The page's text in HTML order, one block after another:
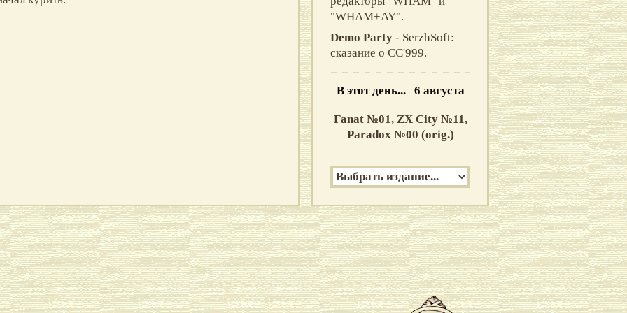
"WHAM+AY".
Demo Party - SerzhSoft:
сказание о CC'999.
В этот день... 6 августа
Fanat №01, ZX City №11,
Paradox №00 (orig.)